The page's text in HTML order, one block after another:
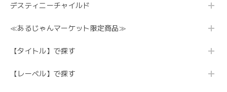
デスティニーチャイルド
≪あるじゃんマーケット限定商品≫
【タイトル】で探す
【レーベル】で探す